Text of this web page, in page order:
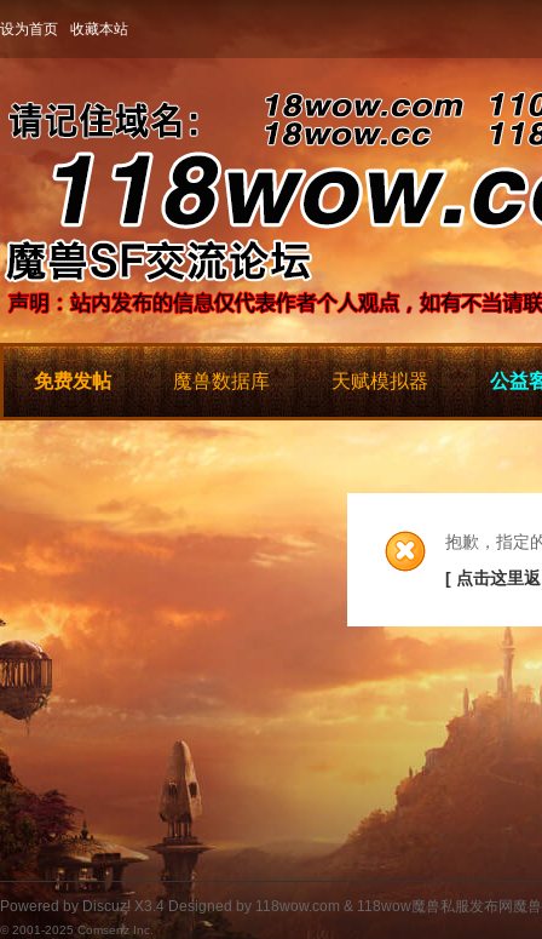
设为首页 收藏本站
免费发帖 魔兽数据库 天赋模拟器 公益
抱歉，指定
[ 点击这里
Powered by Discuz! X3.4 Designed by 118wow.com & 118wow魔兽私服发布网魔
© 2001-2025 Comsenz Inc.